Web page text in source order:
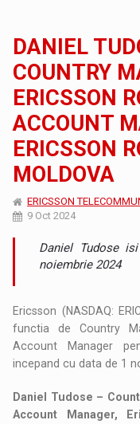
DANIEL
COUNTRY
ERICSSON
ACCOUNT
ERICSSON
MOLDOVA
ERICSSON
9 Oct 2024
Daniel Tudose
noiembrie 2024
Ericsson (NASDAQ:
functia de Country
Account Manager
incepand cu data de 1
Daniel Tudose –
Account Manager,